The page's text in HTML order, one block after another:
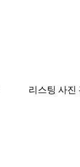
리스팅 사진